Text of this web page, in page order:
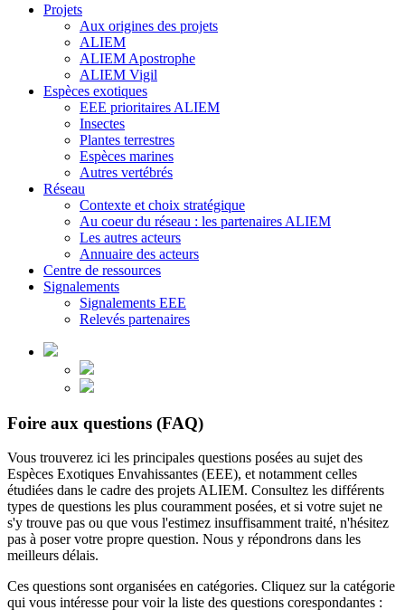
Projets
Aux origines des projets
ALIEM
ALIEM Apostrophe
ALIEM Vigil
Espèces exotiques
EEE prioritaires ALIEM
Insectes
Plantes terrestres
Espèces marines
Autres vertébrés
Réseau
Contexte et choix stratégique
Au coeur du réseau : les partenaires ALIEM
Les autres acteurs
Annuaire des acteurs
Centre de ressources
Signalements
Signalements EEE
Relevés partenaires
Foire aux questions (FAQ)
Vous trouverez ici les principales questions posées au sujet des
Espèces Exotiques Envahissantes (EEE), et notamment celles
étudiées dans le cadre des projets ALIEM. Consultez les différents
types de questions les plus couramment posées, et si votre sujet ne
s'y trouve pas ou que vous l'estimez insuffisamment traité, n'hésitez
pas à poser votre propre question. Nous y répondrons dans les
meilleurs délais.
Ces questions sont organisées en catégories. Cliquez sur la catégorie
qui vous intéresse pour voir la liste des questions corespondantes :